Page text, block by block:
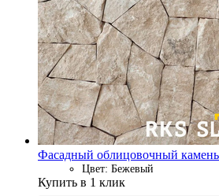
Фасадный облицовочный камень
Цвет: Бежевый
Купить в 1 клик